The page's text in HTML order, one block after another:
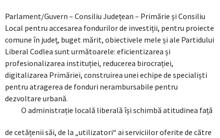
Parlament/Guvern – Consiliu Județean – Primărie și Consiliu
Local pentru accesarea fondurilor de investiții, pentru proiecte
comune în județ, buget mărit, obiectivele mele și ale Partidului
Liberal Codlea sunt următoarele: eficientizarea și
profesionalizarea instituției, reducerea birocrației,
digitalizarea Primăriei, construirea unei echipe de specialiști
pentru atragerea de fonduri nerambursabile pentru
dezvoltare urbană.
O administrație locală liberală își schimbă atitudinea față
de cetățenii săi, de la „utilizatori“ ai serviciilor oferite de către